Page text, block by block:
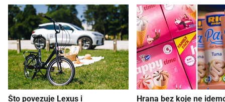
Što povezuje Lexus i
Hrana bez koje ne